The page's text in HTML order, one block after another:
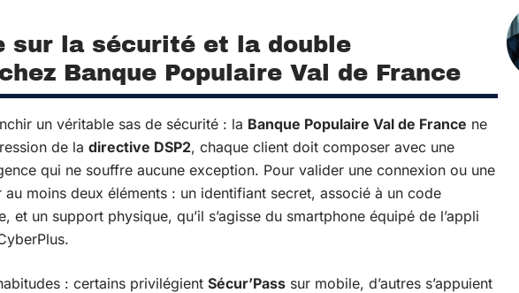
sur la sécurité et la double
Banque Populaire Val de France
un véritable sas de sécurité : la Banque Populaire Val de France ne
de la directive DSP2, chaque client doit composer avec une
qui ne souffre aucune exception. Pour valider une connexion ou une
moins deux éléments : un identifiant secret, associé à un code
et un support physique, qu’il s’agisse du smartphone équipé de l’appli
: certains privilégient Sécur’Pass sur mobile, d’autres s’appuient